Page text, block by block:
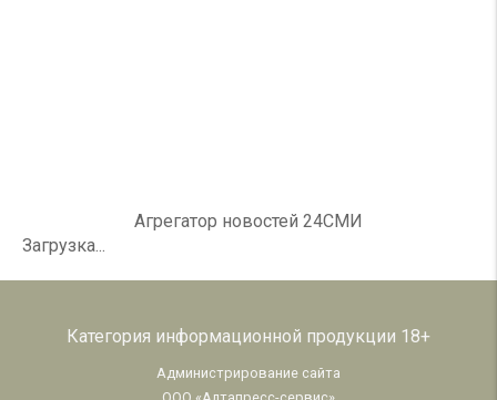
Агрегатор новостей 24СМИ
Загрузка...
Категория информационной продукции 18+
Администрирование сайта